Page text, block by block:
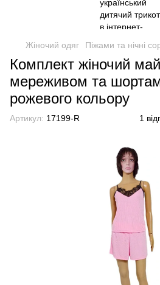
Жіночий одяг Піжами та нічні
Комплект жіночий
мереживом та
рожевого кольору
Артикул: 17199-R 1